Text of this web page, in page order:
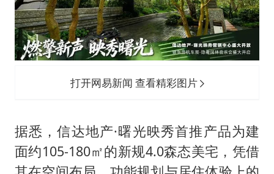
打开网易新闻 查看精彩图片
据悉，信达地产·曙光映秀首推产品为建
面约105-180㎡的新规4.0森态美宅，凭借